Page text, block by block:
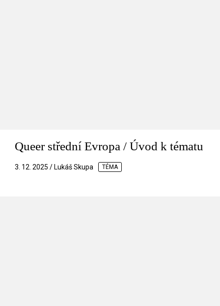
Queer střední Evropa / Úvod k tématu
3. 12. 2025 / Lukáš Skupa TÉMA